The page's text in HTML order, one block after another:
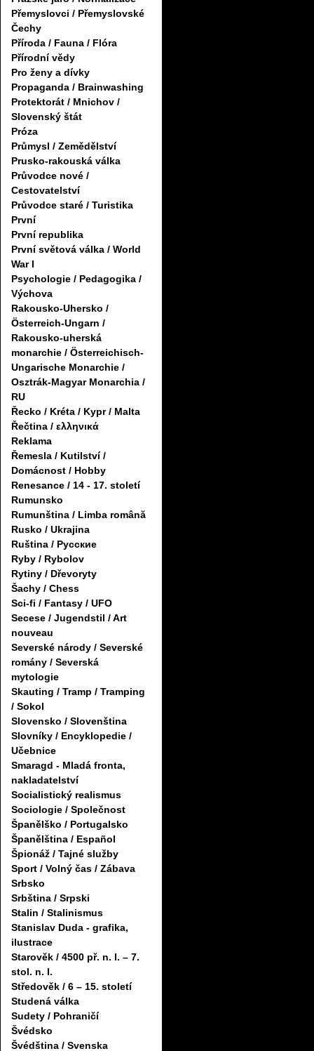
Přemyslovci / Přemyslovské
Čechy
Příroda / Fauna / Flóra
Přírodní vědy
Pro ženy a dívky
Propaganda / Brainwashing
Protektorát / Mnichov /
Slovenský štát
Próza
Průmysl / Zemědělství
Prusko-rakouská válka
Průvodce nové /
Cestovatelství
Průvodce staré / Turistika
První
První republika
První světová válka / World
War I
Psychologie / Pedagogika /
Výchova
Rakousko-Uhersko /
Österreich-Ungarn /
Rakousko-uherská
monarchie / Österreichisch-
Ungarische Monarchie /
Osztrák-Magyar Monarchia /
RU
Řecko / Kréta / Kypr / Malta
Řečtina / ελληνικά
Reklama
Řemesla / Kutilství /
Domácnost / Hobby
Renesance / 14 - 17. století
Rumunsko
Rumunština / Limba română
Rusko / Ukrajina
Ruština / Русские
Ryby / Rybolov
Rytiny / Dřevoryty
Šachy / Chess
Sci-fi / Fantasy / UFO
Secese / Jugendstil / Art
nouveau
Severské národy / Severské
romány / Severská
mytologie
Skauting / Tramp / Tramping
/ Sokol
Slovensko / Slovenština
Slovníky / Encyklopedie /
Učebnice
Smaragd - Mladá fronta,
nakladatelství
Socialistický realismus
Sociologie / Společnost
Španělško / Portugalsko
Španělština / Español
Špionáž / Tajné služby
Sport / Volný čas / Zábava
Srbsko
Srbština / Srpski
Stalin / Stalinismus
Stanislav Duda - grafika,
ilustrace
Starověk / 4500 př. n. l. – 7.
stol. n. l.
Středověk / 6 – 15. století
Studená válka
Sudety / Pohraničí
Švédsko
Švédština / Svenska